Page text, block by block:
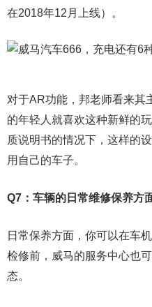
在2018年12月上线）。
对于AR功能，邦老师看来其
的年轻人就喜欢这种新鲜的
质说明书的情况下，这样的
用自己的车子。
Q7：车辆的日常维修保养方
日常保养方面，你可以在车
检修前，威马的服务中心也
态。